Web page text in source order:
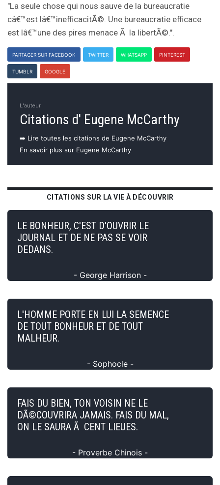
"La seule chose qui nous sauve de la bureaucratie
câ€™est lâ€™inefficacitÃ©. Une bureaucratie efficace
est lâ€™une des pires menace Ã la libertÃ©.".
PARTAGER SUR FACEBOOK TWITTER WHATSAPP PINTEREST
TUMBLR GOOGLE
L'auteur
Citations d' Eugene McCarthy
➡️ Lire toutes les citations de Eugene McCarthy
En savoir plus sur Eugene McCarthy
CITATIONS SUR LA VIE À DÉCOUVRIR
LE BONHEUR, C'EST D'OUVRIR LE
JOURNAL ET DE NE PAS SE VOIR
DEDANS.
- George Harrison -
L'HOMME PORTE EN LUI LA SEMENCE
DE TOUT BONHEUR ET DE TOUT
MALHEUR.
- Sophocle -
FAIS DU BIEN, TON VOISIN NE LE
DÃ©COUVRIRA JAMAIS. FAIS DU MAL,
ON LE SAURA Ã CENT LIEUES.
- Proverbe Chinois -